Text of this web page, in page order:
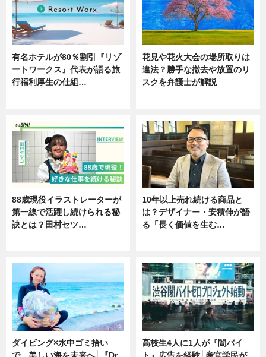
有名ホテルが80％割引『リゾ
ートワークス』代表が語る旅
行福利厚生の仕組…
花見や花火大会の場所取りは
違法？勝手な撤去や放置のリ
スクを弁護士が解説
88歳現役イラストレーターが
第一線で活躍し続けられる秘
訣とは？田村セツ…
10年以上売れ続ける商品と
は？デザイナー・安積伸が語
る「長く価値を生む…
ダイビング×水中ゴミ拾い
で、美しい海を未来へ│『Dr.
高校生4人に1人が『闇バイ
ト』広告を経験│産官学民が